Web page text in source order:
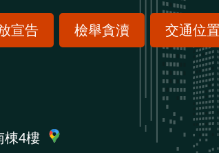
宣告 檢舉貪瀆 交通位
棟4樓